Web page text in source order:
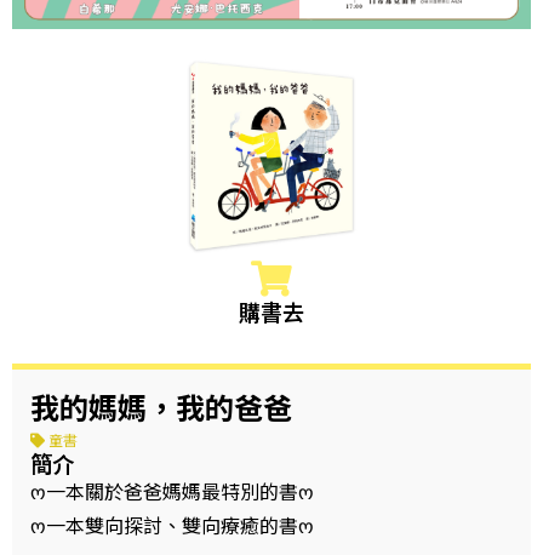
購書去
我的媽媽，我的爸爸
童書
簡介
ო一本關於爸爸媽媽最特別的書ო
ო一本雙向探討、雙向療癒的書ო